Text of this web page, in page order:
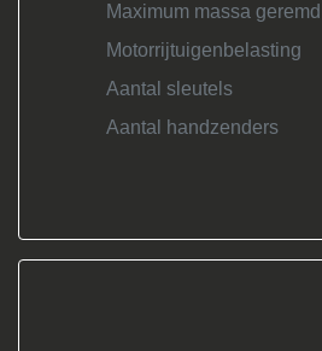
Maximum massa geremd
Motorrijtuigenbelasting
Aantal sleutels
Aantal handzenders